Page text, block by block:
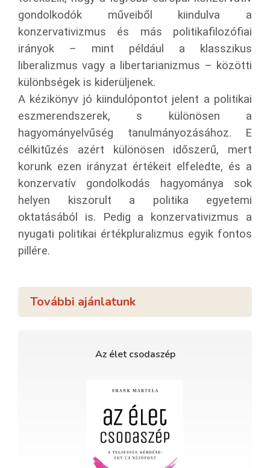
gondolkodók műveiből kiindulva a
konzervativizmus és más politikafilozófiai
irányok – mint például a klasszikus
liberalizmus vagy a libertarianizmus – közötti
különbségek is kiderüljenek.
A kézikönyv jó kiindulópontot jelent a politikai
eszmerendszerek, s különösen a
hagyományelvűség tanulmányozásához. E
célkitűzés azért különösen időszerű, mert
korunk ezen irányzat értékeit elfeledte, és a
konzervatív gondolkodás hagyománya sok
helyen kiszorult a politika egyetemi
oktatásából is. Pedig a konzervativizmus a
nyugati politikai értékpluralizmus egyik fontos
pillére.
További ajánlatunk
Az élet csodaszép